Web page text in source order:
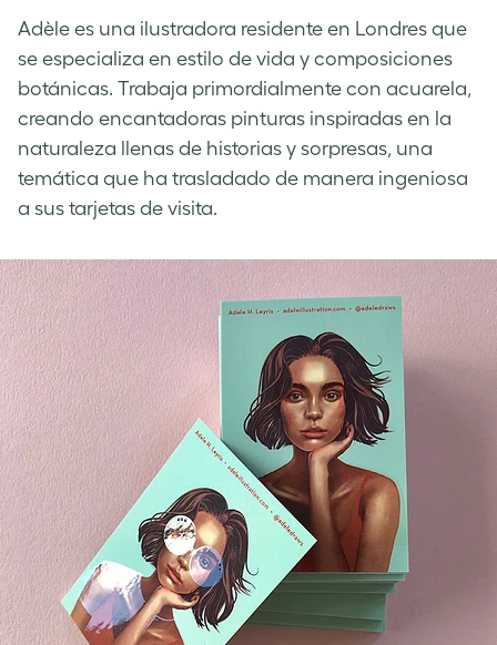
Adèle es una ilustradora residente en Londres que
se especializa en estilo de vida y composiciones
botánicas. Trabaja primordialmente con acuarela,
creando encantadoras pinturas inspiradas en la
naturaleza llenas de historias y sorpresas, una
temática que ha trasladado de manera ingeniosa
a sus tarjetas de visita.